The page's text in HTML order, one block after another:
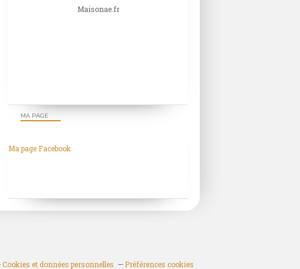
Maisonae.fr
MA PAGE
Ma page Facebook
Cookies et données personnelles Préférences cookies